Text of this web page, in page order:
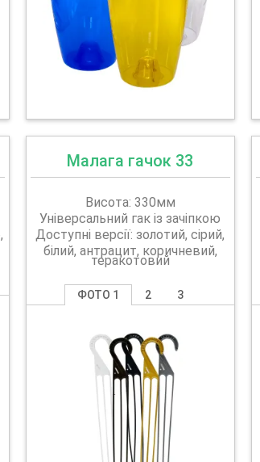
Малага гачок 33
Висота: 330мм
Універсальний гак із зачіпкою
Доступні версії: золотий, сірий,
білий, антрацит, коричневий,
теракотовий
ФОТО 1 2 3